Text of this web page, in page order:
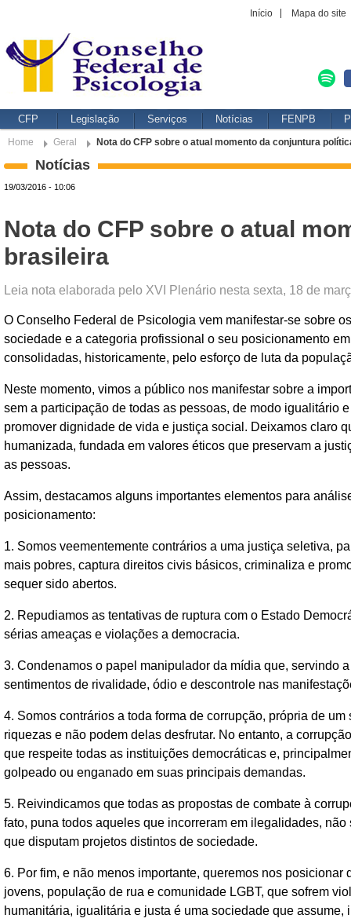
Início Mapa do site
CFP Legislação Serviços Notícias FENPB
Home Geral Nota do CFP sobre o atual momento da conjuntura
Notícias
19/03/2016 - 10:06
Nota do CFP sobre o atual
brasileira
Leia nota elaborada pelo XVI Plenário nesta sexta, 18 de
O Conselho Federal de Psicologia vem manifestar-se sobre
sociedade e a categoria profissional o seu posicionamento
consolidadas, historicamente, pelo esforço de luta da
Neste momento, vimos a público nos manifestar sobre a
sem a participação de todas as pessoas, de modo igualitário
promover dignidade de vida e justiça social. Deixamos claro
humanizada, fundada em valores éticos que preservam a
as pessoas.
Assim, destacamos alguns importantes elementos para
posicionamento:
1. Somos veementemente contrários a uma justiça seletiva,
mais pobres, captura direitos civis básicos, criminaliza e
sequer sido abertos.
2. Repudiamos as tentativas de ruptura com o Estado
sérias ameaças e violações a democracia.
3. Condenamos o papel manipulador da mídia que, servindo
sentimentos de rivalidade, ódio e descontrole nas
4. Somos contrários a toda forma de corrupção, própria de
riquezas e não podem delas desfrutar. No entanto, a
que respeite todas as instituições democráticas e,
golpeado ou enganado em suas principais demandas.
5. Reivindicamos que todas as propostas de combate à
fato, puna todos aqueles que incorreram em ilegalidades,
que disputam projetos distintos de sociedade.
6. Por fim, e não menos importante, queremos nos
jovens, população de rua e comunidade LGBT, que sofrem
humanitária, igualitária e justa é uma sociedade que